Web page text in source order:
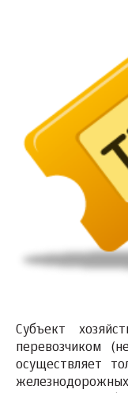
Субъект
перевозчиком
осуществляет